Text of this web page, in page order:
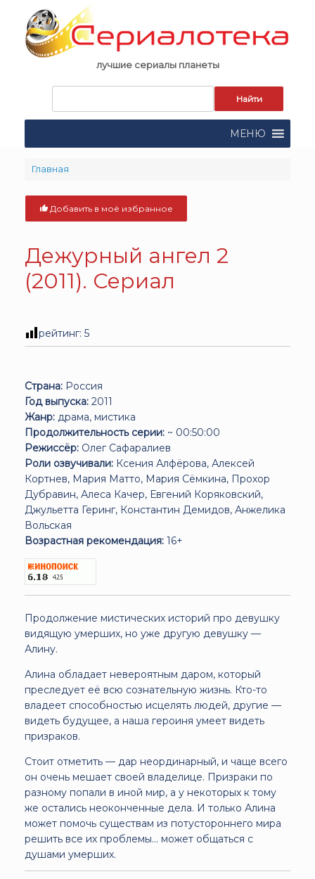
content
лучшие сериалы планеты
поиска:
МЕНЮ
Главная
Добавить в моё избранное
Дежурный ангел 2
(2011). Сериал
рейтинг: 5
Страна: Россия
Год выпуска: 2011
Жанр: драма, мистика
Продолжительность серии: ~ 00:50:00
Режиссёр: Олег Сафаралиев
Роли озвучивали: Ксения Алфёрова, Алексей
Кортнев, Мария Матто, Мария Сёмкина, Прохор
Дубравин, Алеса Качер, Евгений Коряковский,
Джульетта Геринг, Константин Демидов, Анжелика
Вольская
Возрастная рекомендация: 16+
Продолжение мистических историй про девушку
видящую умерших, но уже другую девушку —
Алину.
Алина обладает невероятным даром, который
преследует её всю сознательную жизнь. Кто-то
владеет способностью исцелять людей, другие —
видеть будущее, а наша героиня умеет видеть
призраков.
Стоит отметить — дар неординарный, и чаще всего
он очень мешает своей владелице. Призраки по
разному попали в иной мир, а у некоторых к тому
же остались неоконченные дела. И только Алина
может помочь существам из потустороннего мира
решить все их проблемы... может общаться с
душами умерших.